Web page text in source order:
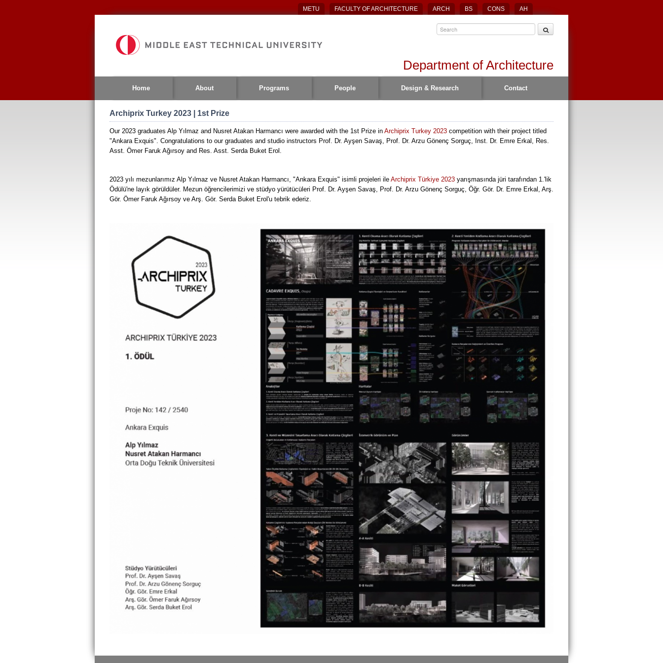
METU FACULTY OF ARCHITECTURE ARCH BS CONS AH
Department of Architecture
Home About Programs People Design & Research Contact
Archiprix Turkey 2023 | 1st Prize
Our 2023 graduates Alp Yılmaz and Nusret Atakan Harmancı were awarded with the 1st Prize in Archiprix Turkey 2023 competition with their project titled
"Ankara Exquis". Congratulations to our graduates and studio instructors Prof. Dr. Ayşen Savaş, Prof. Dr. Arzu Gönenç Sorguç, Inst. Dr. Emre Erkal, Res.
Asst. Ömer Faruk Ağırsoy and Res. Asst. Serda Buket Erol.
2023 yılı mezunlarımız Alp Yılmaz ve Nusret Atakan Harmancı, "Ankara Exquis" isimli projeleri ile Archiprix Türkiye 2023 yarışmasında jüri tarafından 1.'lik
Ödülü'ne layık görüldüler. Mezun öğrencilerimizi ve stüdyo yürütücüleri Prof. Dr. Ayşen Savaş, Prof. Dr. Arzu Gönenç Sorguç, Öğr. Gör. Dr. Emre Erkal, Arş.
Gör. Ömer Faruk Ağırsoy ve Arş. Gör. Serda Buket Erol'u tebrik ederiz.